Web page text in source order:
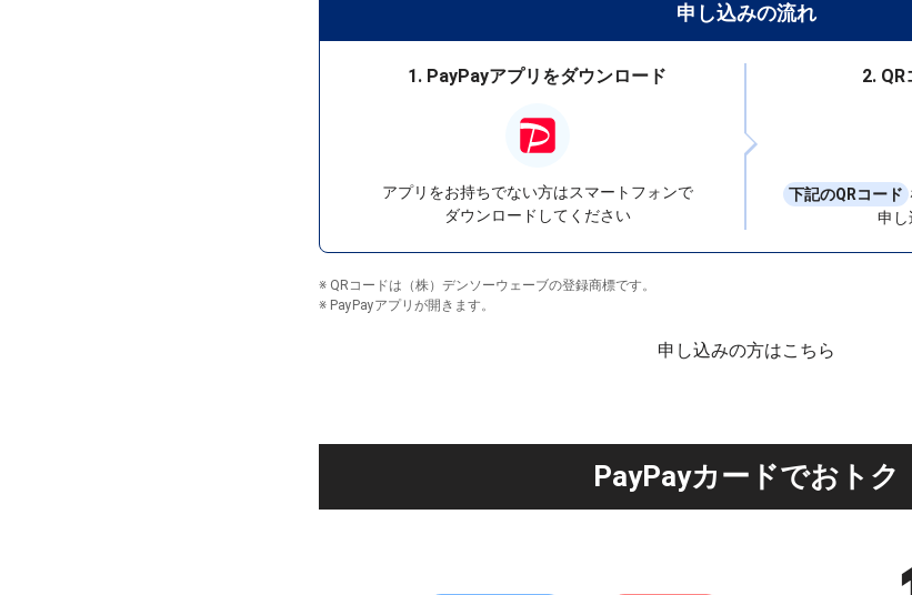
申し込みの流れ
1. PayPayアプリをダウンロード
アプリをお持ちでない方はスマートフォンで
ダウンロードしてください
2.
下記のQRコード
申し
※ QRコードは（株）デンソーウェーブの登録商標です。
※ PayPayアプリが開きます。
申し込みの方はこちら
PayPayカードでおトク